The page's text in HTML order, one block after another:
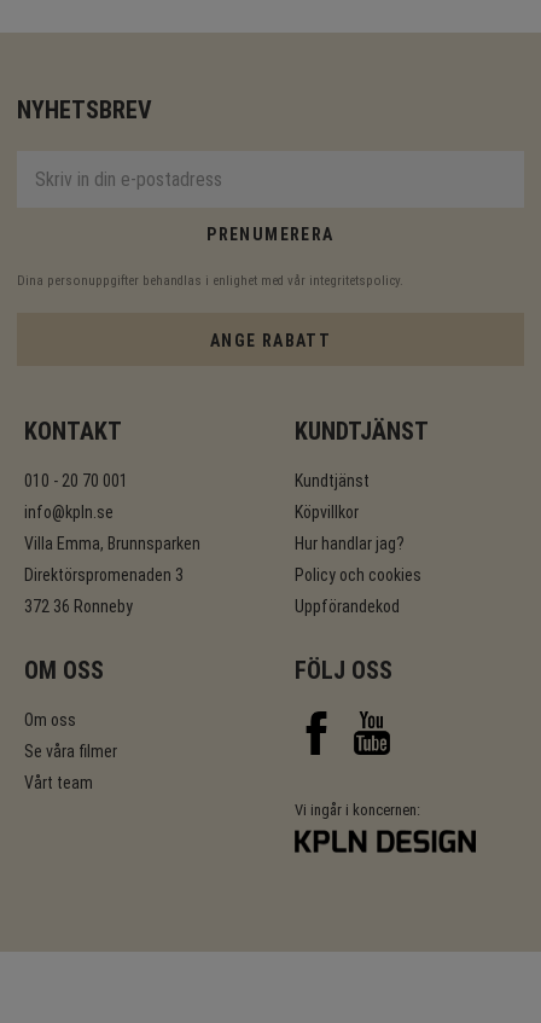
NYHETSBREV
PRENUMERERA
Dina personuppgifter behandlas i enlighet med vår integritetspolicy
ANGE RABATT
KONTAKT
010 - 20 70 001
info@kpln.se
Villa Emma, Brunnsparken
Direktörspromenaden 3
372 36 Ronneby
KUNDTJÄNST
Kundtjänst
Köpvillkor
Hur handlar jag?
Policy och cookies
Uppförandekod
OM OSS
Om oss
Se våra filmer
Vårt team
FÖLJ OSS
Vi ingår i koncernen: